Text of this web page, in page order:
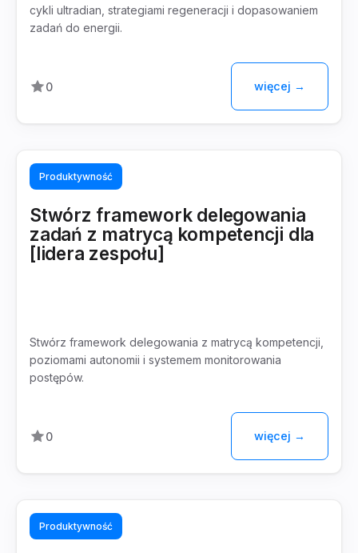
cykli ultradian, strategiami regeneracji i dopasowaniem
zadań do energii.
0 więcej →
Produktywność
Stwórz framework delegowania
zadań z matrycą kompetencji dla
[lidera zespołu]
Stwórz framework delegowania z matrycą kompetencji,
poziomami autonomii i systemem monitorowania
postępów.
0 więcej →
Produktywność